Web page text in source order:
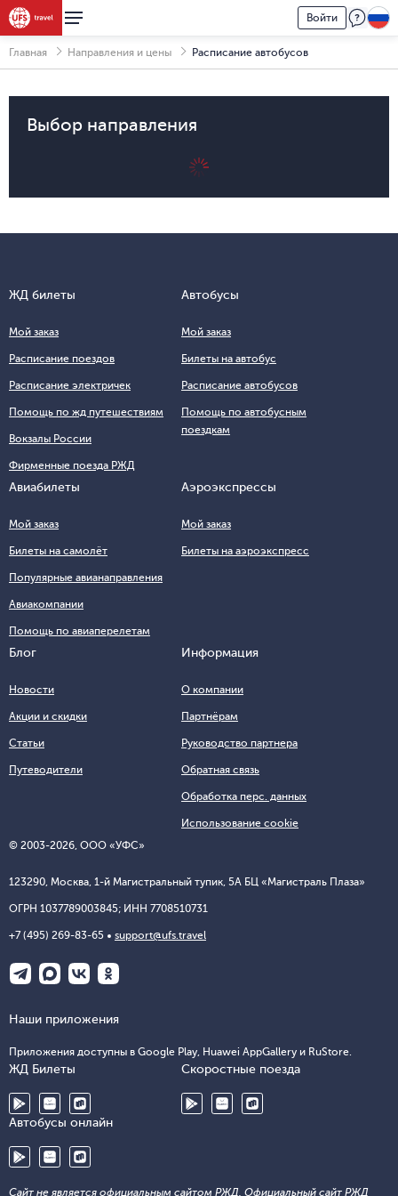
Войти
Главная Направления и цены Расписание автобусов
Выбор направления
© 2003-2026, ООО «УФС»
123290, Москва, 1-й Магистральный тупик, 5А БЦ «Магистраль Плаза»
ОГРН 1037789003845; ИНН 7708510731
+7 (495) 269-83-65 support@ufs.travel
ЖД билеты
Мой заказ
Расписание поездов
Расписание электричек
Помощь по жд путешествиям
Вокзалы России
Фирменные поезда РЖД
Автобусы
Мой заказ
Билеты на автобус
Расписание автобусов
Помощь по автобусным
поездкам
Авиабилеты
Мой заказ
Билеты на самолёт
Популярные авианаправления
Авиакомпании
Помощь по авиаперелетам
Аэроэкспрессы
Мой заказ
Билеты на аэроэкспресс
Блог
Новости
Акции и скидки
Статьи
Путеводители
Информация
О компании
Партнёрам
Руководство партнера
Обратная связь
Обработка перс. данных
Использование cookie
Наши приложения
Приложения доступны в Google Play, Huawei AppGallery и RuStore.
ЖД Билеты Скоростные поезда
Автобусы онлайн
Сайт не является официальным сайтом РЖД. Официальный сайт РЖД